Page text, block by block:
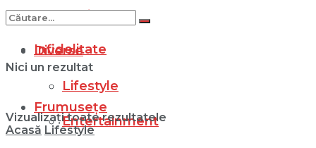
Internațional
Diverse
Lifestyle
Entertainment
Infidelitate
Frumusețe
Nici un rezultat
Vizualizați toate rezultatele
Acasă Lifestyle